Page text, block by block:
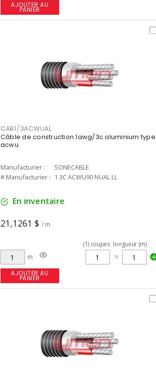
AJOUTER AU
PANIER
CAB1/3ACWUAL
Câble de construction 1awg/3c aluminium type
acwu
Manufacturier :
SONECABLE
# Manufacturier :
1 3C ACWU90 NUAL LL
En inventaire
21,1261 $ / m
m
(1) coupes longueur (m)
AJOUTER AU
PANIER